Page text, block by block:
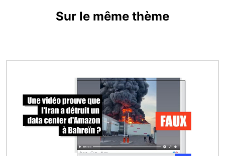
Sur le même thème